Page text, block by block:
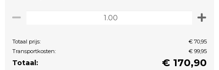
Totaal prijs:
€ 70,95
Transportkosten:
€ 99,95
Totaal: € 170,90